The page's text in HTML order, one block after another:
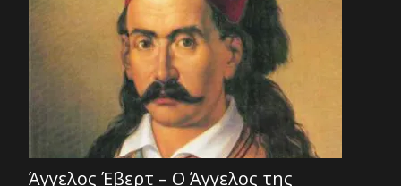
Άγγελος Έβερτ – Ο Άγγελος της